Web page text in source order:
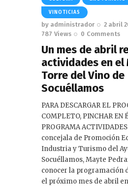
VINOTICIAS
by administrador
2 abril
787 Views 0 Comments
Un mes de abril
actividades en el
Torre del Vino de
Socuéllamos
PARA DESCARGAR EL
COMPLETO, PINCHAR EN
PROGRAMA
concejala de Promoción
Industria y Turismo del
Socuéllamos, Mayte
conocer la programación
el próximo mes de abril